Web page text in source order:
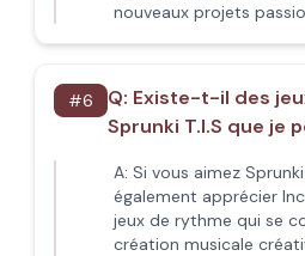
nouveaux projets
#6 Q: Existe-t-il des
Sprunki T.I.S que je
A: Si vous aimez
également apprécier
jeux de rythme qui se
création musicale